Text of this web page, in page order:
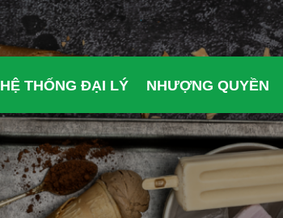
HỆ THỐNG ĐẠI LÝ NHƯỢNG QUYỀN